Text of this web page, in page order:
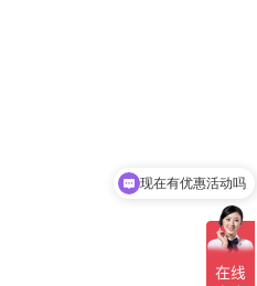
可以介绍下你们的产品么